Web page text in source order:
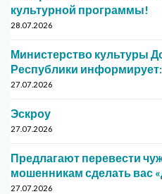
культурной программы!
28.07.2026
Министерство культуры
Республики информирует:
27.07.2026
Эскроу
27.07.2026
Предлагают перевести
мошенникам сделать вас
27.07.2026